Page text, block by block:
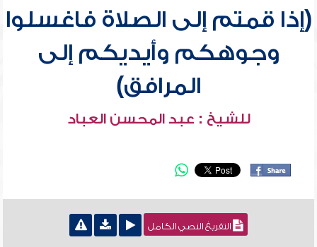
(إذا قمتم إلى الصلاة فاغسلوا
وجوهكم وأيديكم إلى
المرافق)
للشيخ : عبد المحسن العباد
التفريغ النصي الكامل